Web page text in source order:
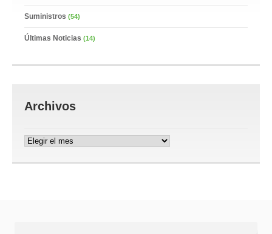
Suministros (54)
Últimas Noticias (14)
Archivos
Archivos